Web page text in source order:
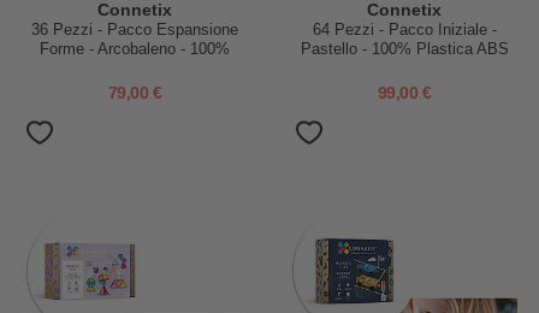
Connetix
36 Pezzi - Pacco Espansione
Forme - Arcobaleno - 100%
Apprendimento STEM!
79,00 €
Connetix
64 Pezzi - Pacco Iniziale -
Pastello - 100% Plastica ABS
STEM!
99,00 €